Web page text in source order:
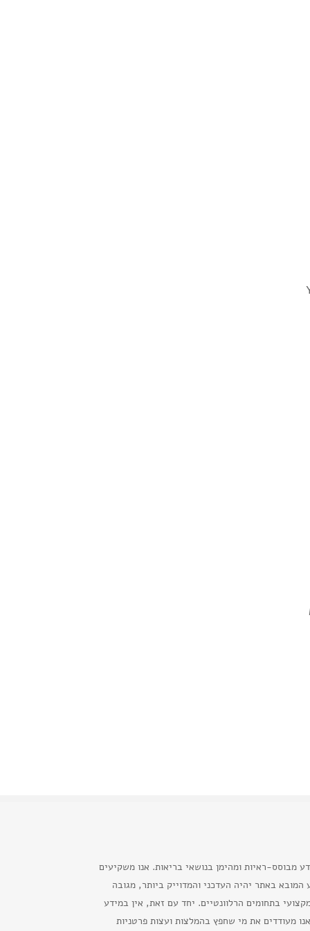
מבוסס-ראיות ומהימן בנושאי בריאות. אנו משקיעים
באתר יהיה העדכני והמדוייק ביותר, מגובה
בתחומים הרלוונטיים. יחד עם זאת, אין במידע
מעודדים את מי שחפץ בהמלצות ועצות פרטניות